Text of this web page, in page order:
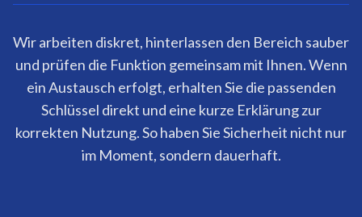
Wir arbeiten diskret, hinterlassen den Bereich sauber
und prüfen die Funktion gemeinsam mit Ihnen. Wenn
ein Austausch erfolgt, erhalten Sie die passenden
Schlüssel direkt und eine kurze Erklärung zur
korrekten Nutzung. So haben Sie Sicherheit nicht nur
im Moment, sondern dauerhaft.